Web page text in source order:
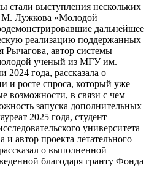
стали выступления нескольких
М. Лужкова «Молодой
дальнейшее
реализацию поддержанных
Рычагова, автор системы
ученый из МГУ им.
2024 года, рассказала о
и росте спроса, который уже
возможности, в связи с чем
запуска дополнительных
2025 года, студент
университета
автор проекта летательного
о выполненной
благодаря гранту Фонда